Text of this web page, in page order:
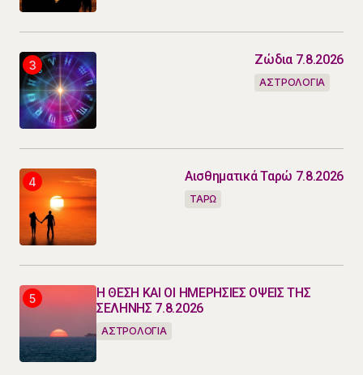
Ζώδια 7.8.2026
ΑΣΤΡΟΛΟΓΙΑ
Αισθηματικά Ταρώ 7.8.2026
ΤΑΡΩ
Η ΘΕΣΗ ΚΑΙ ΟΙ ΗΜΕΡΗΣΙΕΣ ΟΨΕΙΣ ΤΗΣ
ΣΕΛΗΝΗΣ 7.8.2026
ΑΣΤΡΟΛΟΓΙΑ